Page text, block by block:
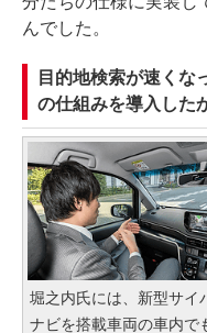
んでした。
目的地検索が速くな
の仕組みを導入した
堀之内氏には、新型サイ
ナビを搭載車両の車内で